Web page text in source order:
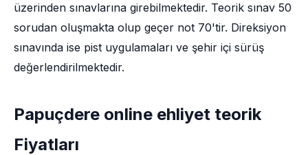
üzerinden sınavlarına girebilmektedir. Teorik sınav 50
sorudan oluşmakta olup geçer not 70'tir. Direksiyon
sınavında ise pist uygulamaları ve şehir içi sürüş
değerlendirilmektedir.
Papuçdere online ehliyet teorik
Fiyatları